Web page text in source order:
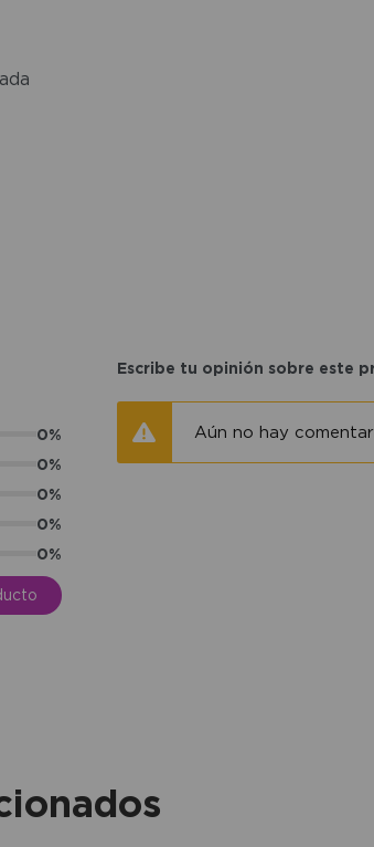
0%
0%
0%
0%
0%
Escribe tu opinión sobre este
Aún no hay